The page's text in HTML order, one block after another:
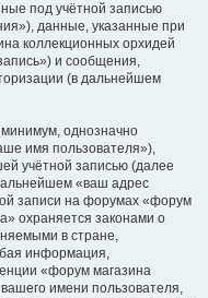
под учётной записью
данные, указанные при
коллекционных орхидей
и сообщения,
(в дальнейшем
минимум, однозначно
имя пользователя»),
учётной записью (далее
«ваш адрес
записи на форумах «форум
охраняется законами о
в стране,
информация,
«форум магазина
имени пользователя,